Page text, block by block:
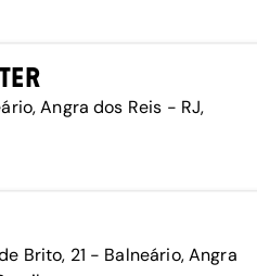
Angra dos Reis - RJ,
Brito, 21 - Balneário, Angra